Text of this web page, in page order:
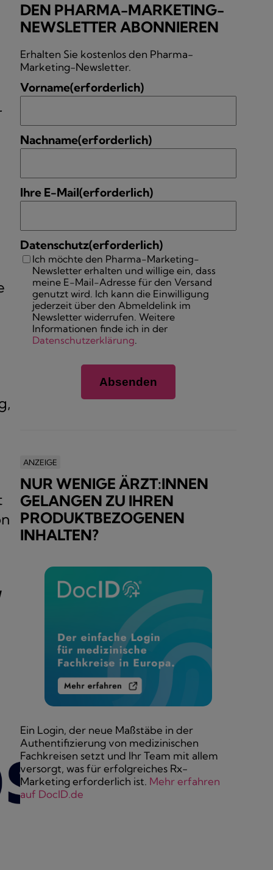
DEN PHARMA-MARKETING-
NEWSLETTER ABONNIEREN
Erhalten Sie kostenlos den Pharma-
Marketing-Newsletter.
Vorname(erforderlich)
Nachname(erforderlich)
Ihre E-Mail(erforderlich)
Datenschutz(erforderlich)
Ich möchte den Pharma-Marketing-
Newsletter erhalten und willige ein, dass
meine E-Mail-Adresse für den Versand
genutzt wird. Ich kann die Einwilligung
jederzeit über den Abmeldelink im
Newsletter widerrufen. Weitere
Informationen finde ich in der
Datenschutzerklärung.
ANZEIGE
NUR WENIGE ÄRZT:INNEN
GELANGEN ZU IHREN
PRODUKTBEZOGENEN
INHALTEN?
Ein Login, der neue Maßstäbe in der
Authentifizierung von medizinischen
Fachkreisen setzt und Ihr Team mit allem
versorgt, was für erfolgreiches Rx-
Marketing erforderlich ist. Mehr erfahren
auf DocID.de